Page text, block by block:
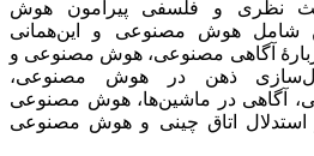
نظری و فلسفی پیرامون هوش
شامل هوش مصنوعی و این‌همانی
آگاهی مصنوعی، هوش مصنوعی و
ذهن در هوش مصنوعی،
آگاهی در ماشین‌ها، هوش مصنوعی
اتاق چینی و هوش مصنوعی